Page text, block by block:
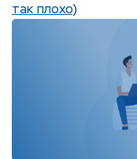
так плохо)